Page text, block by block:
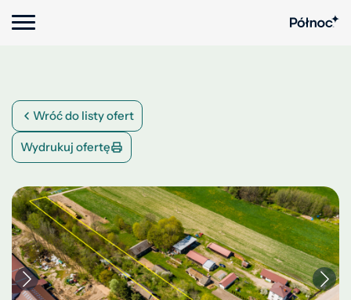
Wróć do listy ofert
Wydrukuj ofertę